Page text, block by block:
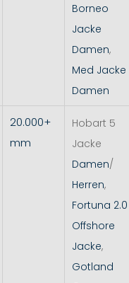
Borneo
Jacke
Damen,
Med Jacke
Damen
20.000+
mm
Hobart 5
Jacke
Damen/
Herren,
Fortuna 2.0
Offshore
Jacke,
Gotland